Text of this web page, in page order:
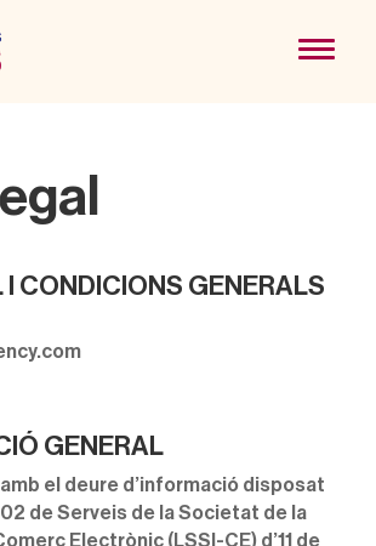
I CONDICIONS GENERALS
GENERAL
el deure d’informació disposat
de Serveis de la Societat de la
Electrònic (LSSI-CE) d’11 de